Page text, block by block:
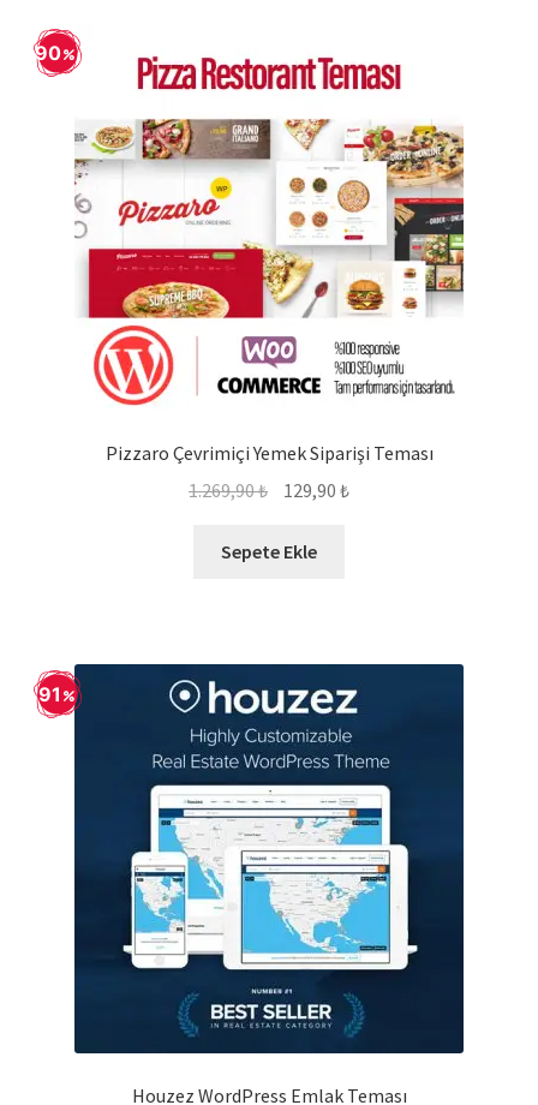
Pizzaro Çevrimiçi Yemek Siparişi Teması
90
1.269,90₺
Orijinal
1.269,90 ₺.
129,90 ₺Şu
Sepete Ekle
Houzez WordPress Emlak Teması
91